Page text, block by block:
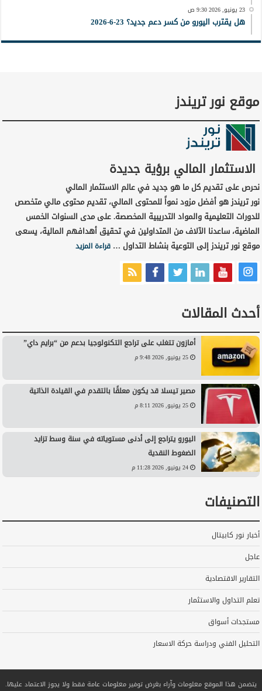
23 يونيو, 2026 9:30 ص
هل يقترب اليورو من كسر دعم جديد؟ 23-6-2026
موقع نور تريندز
الاستثمار المالي برؤية جديدة
نحرص على تقديم كل ما هو جديد في عالم الاستثمار المالي
نور تريندز هو أفضل مزود نمواً للمحتوى المالي، تقديم محتوى مالي متخصص
للدورات التعليمية والمواد التدريبية المخصصة. على مدى السنوات الخمس
الماضية، ساعدنا الآلاف من المتداولين في تحقيق أهدافهم المالية، يسعى
موقع نور تريندز إلى التوعية بنشاط التداول …قراءة المزيد
أحدث المقالات
أمازون تتغلب على تراجع التكنولوجيا بدعم من “برايم داي”
25 يونيو, 2026 9:48 م
مصير تيسلا قد يكون معلقًا بالتقدم في القيادة الذاتية
25 يونيو, 2026 8:11 م
اليورو يتراجع إلى أدنى مستوياته في سنة وسط تزايد
الضغوط النقدية
24 يونيو, 2026 11:28 م
التصنيفات
أخبار نور كابيتال
عاجل
التقارير الاقتصادية
تعلم التداول والاستثمار
مستجدات أسواق
التحليل الفني ودراسة حركة الاسعار
يتضمن هذا الموقع معلومات وآراء بغرض توفير معلومات عامة فقط ولا يجوز الاعتماد عليها.